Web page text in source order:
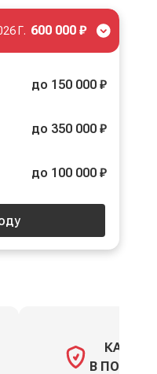
Г. 600 000 ₽
до 150 000 ₽
до 350 000 ₽
до 100 000 ₽
КАСКО
В